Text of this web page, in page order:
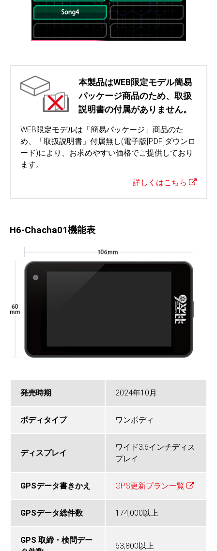
本製品はWEB限定モデル簡易
パッケージ商品のため、取扱
説明書の付属がありません。
WEB限定モデルは「簡易パッケージ」商品のた
め、「取扱説明書」付属無し(電子版[PDF]ダウンロ
ード)により、お求めやすい価格でご提供しており
ます。
詳しくはこちら
H6-Chacha01機能表
発売時期 2024年10月
ボディタイプ ワンボディ
ディスプレイ
ワイド3.6インチディス
プレイ
GPSデータ書きかえ GPS更新プラン一覧
GPSデータ総件数 174,000以上
GPS 取締・検問デー
63,800以上